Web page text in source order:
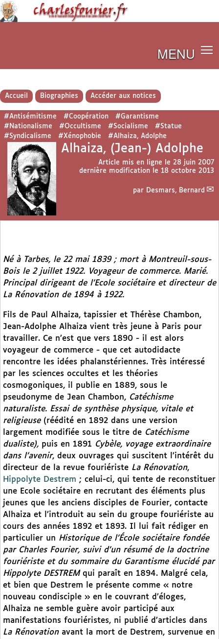
MENU
Accueil Biographies Accéder aux notices
#Antisémitisme #Coopération
#Garantisme
#Nationalisme
#Occultisme #Socialisme
#Statue
#Syndicalisme
#Xénophobie #Alhaiza, Adolphe
Alhaiza, (Jean-) Adolphe
Article mis en ligne le 28 juin 2007
dernière modification le 18 octobre 2013
par Desmars, Bernard
Né à Tarbes, le 22 mai 1839 ; mort à Montreuil-sous-
Bois le 2 juillet 1922. Voyageur de commerce. Marié.
Principal dirigeant de l’Ecole sociétaire et directeur de
La Rénovation de 1894 à 1922.
Fils de Paul Alhaiza, tapissier et Thérèse Chambon,
Jean-Adolphe Alhaiza vient très jeune à Paris pour
travailler. Ce n’est que vers 1890 - il est alors
voyageur de commerce - que cet autodidacte
rencontre les idées phalanstériennes. Très intéressé
par les sciences occultes et les théories
cosmogoniques, il publie en 1889, sous le
pseudonyme de Jean Chambon, Catéchisme
naturaliste. Essai de synthèse physique, vitale et
religieuse(réédité en 1892 dans une version
largement modifiée sous le titre de Catéchisme
dualiste), puis en 1891 Cybèle, voyage extraordinaire
dans l’avenir, deux ouvrages qui suscitent l’intérêt du
directeur de la revue fouriériste La Rénovation,
Hippolyte Destrem ; celui-ci, qui tente de reconstituer
une Ecole sociétaire en recrutant des éléments plus
jeunes que les anciens disciples de Fourier, contacte
Alhaiza et l’introduit au sein du groupe fouriériste au
cours des années 1892 et 1893. Il lui fait rédiger en
particulier un Historique de l’École sociétaire fondée
par Charles Fourier, suivi d’un résumé de la doctrine
fouriériste et du sommaire du Garantisme élucidé par
Hippolyte DESTREMqui paraît en 1894. Malgré cela,
et bien que Destrem le présente comme « notre
nouveau condisciple » en le couvrant d’éloges,
Alhaiza ne semble guère avoir participé aux
manifestations fouriéristes, ni publié d’articles dans
La Rénovationavant la mort de Destrem, survenue en